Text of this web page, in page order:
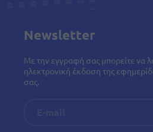
Newsletter
Με την εγγραφή σας μπορείτε να
ηλεκτρονική έκδοση της
σας.